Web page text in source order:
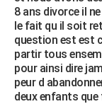
Mobiles
Meilleur smartphone
Internet
Ordinateurs
Jeux vidéo
Guide high-tech
+BRICOLAGE
Forum
Aménagement
Extérieur
Cuisine
Salle de bains
Jardinage
Rangement
WEEK-END
Guides de France
Escapades
Patrimoine
Expositions
Musées
Week-end nature
+LIFESTYLE
Art de vivre
Bien-être
Loisirs
ModeModes de vie
SANTE
8 ans divorce il
le fait qu il soit
question est est
partir tous
pour ainsi dire
peur d
deux enfants que